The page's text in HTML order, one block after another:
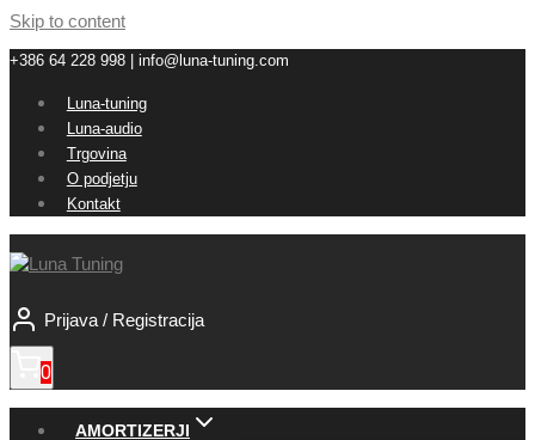
Skip to content
+386 64 228 998 | info@luna-tuning.com
Luna-tuning
Luna-audio
Trgovina
O podjetju
Kontakt
Prijava / Registracija
0
AMORTIZERJI